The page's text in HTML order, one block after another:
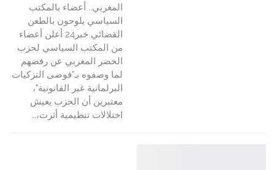
المغربي.. أعضاء بالمكتب
السياسي يلوحون بالطعن
القضائي خبر24 أعلن أعضاء
من المكتب السياسي لحزب
الخضر المغربي عن رفضهم
لما وصفوه بـ"فوضى التزكيات
البرلمانية غير القانونية"،
معتبرين أن الحزب يعيش
اختلالات تنظيمية أثرت،…